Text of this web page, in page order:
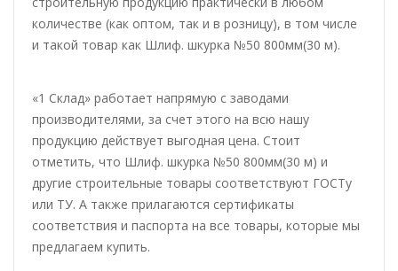
количестве (как оптом, так и в розницу), в том числе
и такой товар как Шлиф. шкурка №50 800мм(30 м).
«1 Склад» работает напрямую с заводами
производителями, за счет этого на всю нашу
продукцию действует выгодная цена. Стоит
отметить, что Шлиф. шкурка №50 800мм(30 м) и
другие строительные товары соответствуют ГОСТу
или ТУ. А также прилагаются сертификаты
соответствия и паспорта на все товары, которые мы
предлагаем купить.